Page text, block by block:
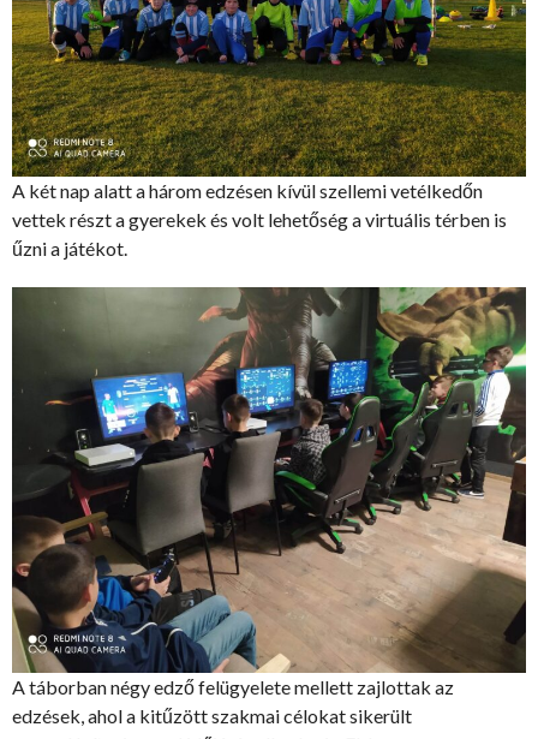
A két nap alatt a három edzésen kívül szellemi vetélkedőn
vettek részt a gyerekek és volt lehetőség a virtuális térben is
űzni a játékot.
A táborban négy edző felügyelete mellett zajlottak az
edzések, ahol a kitűzött szakmai célokat sikerült